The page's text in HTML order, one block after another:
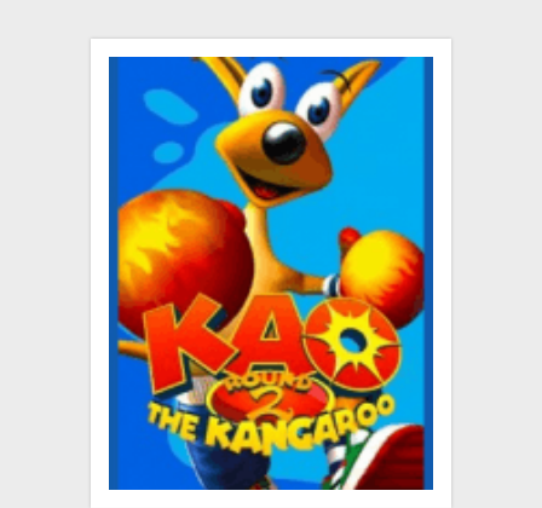
DOPRAVA
XZONE KLUB
TCG & BOARDGAME HUB
VÝKUP HER (BAZAR)